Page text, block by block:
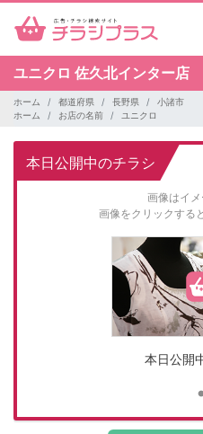
ユニクロ 佐久北インター店
ホーム 都道府県 長野県
小諸市
ホーム
お店の名前 ユニクロ
本日公開中のチラシ
画像はイメ
画像をクリックする
本日公開